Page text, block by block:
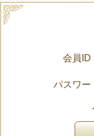
会員ID
パスワー